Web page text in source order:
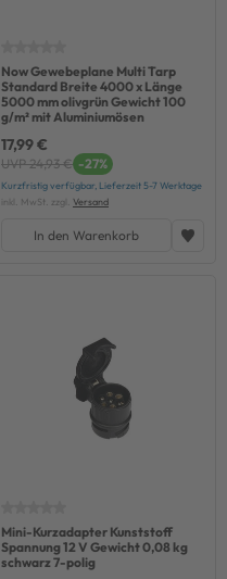
Now Gewebeplane Multi Tarp
Standard Breite 4000 x Länge
5000 mm olivgrün Gewicht 100
g/m² mit Aluminiumösen
17,99 €
UVP 24,93 € -27%
Kurzfristig verfügbar, Lieferzeit 5-7 Werktage
inkl. MwSt. zzgl. Versand
In den Warenkorb
Mini-Kurzadapter Kunststoff
Spannung 12 V Gewicht 0,08 kg
schwarz 7-polig